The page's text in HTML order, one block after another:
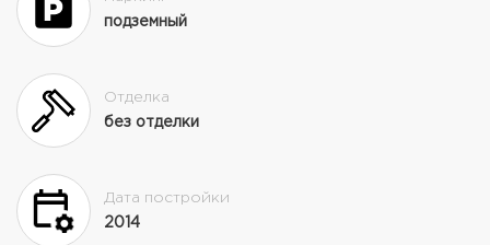
подземный
Отделка
без отделки
Дата постройки
2014